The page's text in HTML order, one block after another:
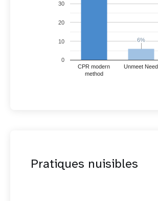
CPR modern
method
Unmeet Need
0
10
20
30
6%
6%
Pratiques nuisibles